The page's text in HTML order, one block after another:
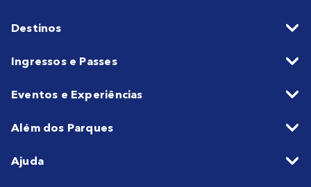
Destinos
Ingressos e Passes
Eventos e Experiências
Além dos Parques
Ajuda